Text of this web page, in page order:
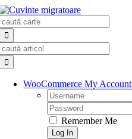
Skip
to
content
WooCommerce My Account
Username:
Password:
Remember Me